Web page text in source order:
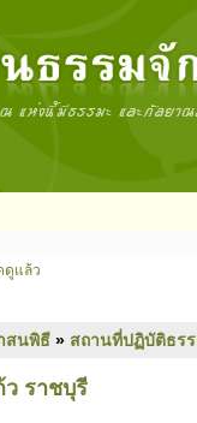
ดูแล้ว
สนพิธี » สถานที่ปฏิบัติธร
ราชบุรี